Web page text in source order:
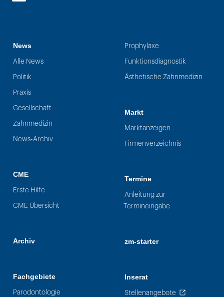
News
Alle News
Politik
Praxis
Gesellschaft
Zahnmedizin
News-Archiv
CME
Erste Hilfe
CME Übersicht
Archiv
Fachgebiete
Parodontologie
Prophylaxe
Funktionsdiagnostik
Ästhetische Zahnmedizin
Markt
Marktanzeigen
Firmenverzeichnis
Termine
Anleitung zur
Termineingabe
zm-starter
Inserat
Stellenangebote